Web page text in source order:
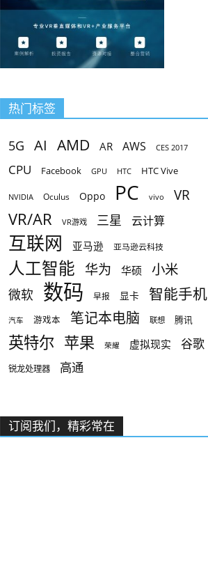
热门标签
5G AI AMD AR AWS CES 2017
CPU Facebook GPU HTC HTC Vive
NVIDIA Oculus Oppo PC vivo VR
VR/AR VR游戏 三星 云计算
互联网 亚马逊 亚马逊云科技
人工智能 华为 华硕 小米
微软 数码 早报 显卡 智能手机
汽车 游戏本 笔记本电脑 联想 腾讯
英特尔 苹果 荣耀 虚拟现实 谷歌
锐龙处理器 高通
订阅我们，精彩常在